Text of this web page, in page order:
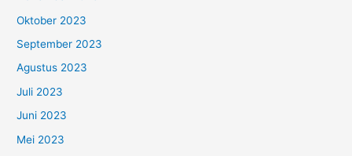
Oktober 2023
September 2023
Agustus 2023
Juli 2023
Juni 2023
Mei 2023